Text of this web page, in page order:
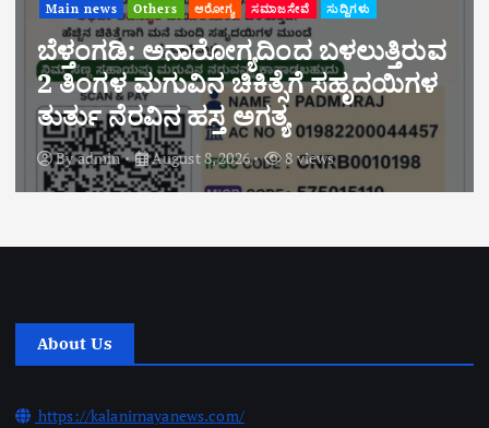
Main news Others ಆರೋಗ್ಯ ಸಮಾಜಸೇವೆ ಸುದ್ದಿಗಳು
ಬೆಳ್ತಂಗಡಿ: ಅನಾರೋಗ್ಯದಿಂದ ಬಳಲುತ್ತಿರುವ
2 ತಿಂಗಳ ಮಗುವಿನ ಚಿಕಿತ್ಸೆಗೆ ಸಹೃದಯಿಗಳ
ತುರ್ತು ನೆರವಿನ ಹಸ್ತ ಅಗತ್ಯ
Byadmin August 8, 2026 8 views
About Us
https://kalanirnayanews.com/